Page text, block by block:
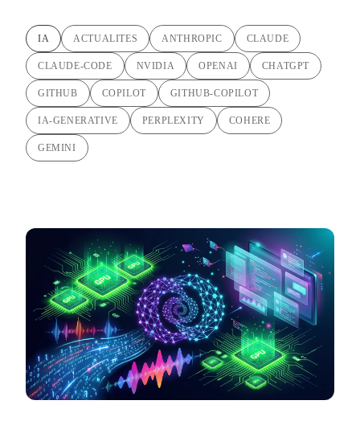
IA ACTUALITES ANTHROPIC CLAUDE
CLAUDE-CODE NVIDIA OPENAI CHATGPT
GITHUB COPILOT GITHUB-COPILOT
IA-GENERATIVE PERPLEXITY COHERE
GEMINI